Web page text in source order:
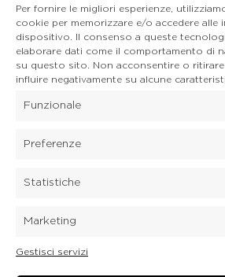
Per fornire le migliori esperienze,
cookie per memorizzare e/o accedere alle
dispositivo. Il consenso a queste
elaborare dati come il comportamento di
su questo sito. Non acconsentire o
influire negativamente su alcune
Funzionale
Preferenze
Statistiche
Marketing
Gestisci servizi
E-mail. auronzo@dolomitica.it
Cortina d'Ampezzo
32043 Cortina d'Ampezzo (BL)
Tel. 0436 4127
E-mail. pieve@dolomitica.it
S. Stefano di Cadore
32045 S. Stefano di Cadore -
32040 Candide di Comelico Superiore
E-mail. candide@dolomitica.it